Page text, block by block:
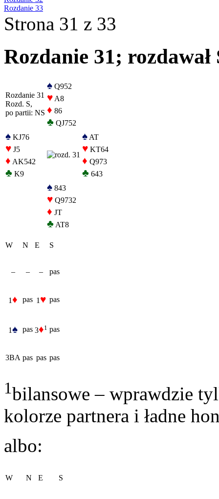
Rozdanie 33
Strona 31 z 33
Rozdanie 31;
Rozdanie 31
Rozd. S,
po partii: NS
♠ Q952
♥ A8
♦ 86
♣ QJ752
♠ KJ76
♥ J5
♦ AK542
♣ K9
♠ AT
♥ KT64
♦ Q973
♣ 643
♠ 843
♥ Q9732
♦ JT
♣ AT8
W N E S
– – – pas
1♦ pas 1 ♥ pas
1♠ pas 3♦1 pas
3BA pas pas pas
1bilansowe – wprawdzie
kolorze partnera i ładne
albo:
W N E S